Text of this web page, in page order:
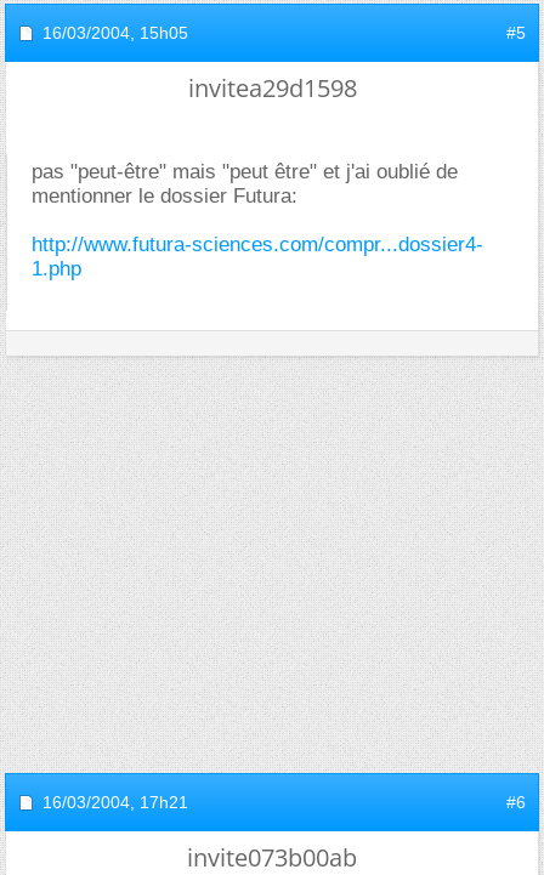
16/03/2004, 15h05 #5
invitea29d1598
pas "peut-être" mais "peut être" et j'ai oublié de
mentionner le dossier Futura:
http://www.futura-sciences.com/compr...dossier4-
1.php
16/03/2004, 17h21 #6
invite073b00ab